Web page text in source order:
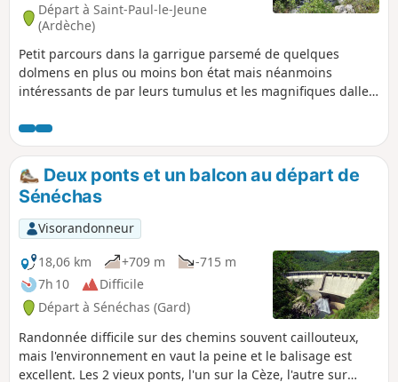
Départ à Saint-Paul-le-Jeune
(Ardèche)
Petit parcours dans la garrigue parsemé de quelques
dolmens en plus ou moins bon état mais néanmoins
intéressants de par leurs tumulus et les magnifiques dalles
y observer également deux maisons de berger appelées
dans la région "capitelles" dont une en bon état.
Deux ponts et un balcon au départ de
Sénéchas
Visorandonneur
18,06 km
+709 m
-715 m
7h 10
Difficile
Départ à Sénéchas (Gard)
Randonnée difficile sur des chemins souvent caillouteux,
mais l'environnement en vaut la peine et le balisage est
excellent. Les 2 vieux ponts, l'un sur la Cèze, l'autre sur